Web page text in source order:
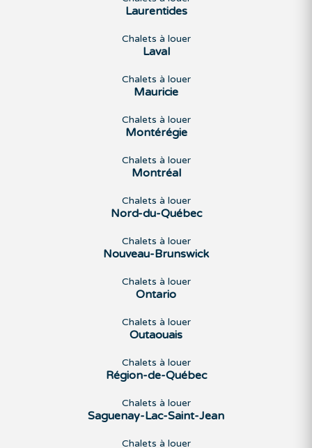
Laurentides
Chalets à louer
Laval
Chalets à louer
Mauricie
Chalets à louer
Montérégie
Chalets à louer
Montréal
Chalets à louer
Nord-du-Québec
Chalets à louer
Nouveau-Brunswick
Chalets à louer
Ontario
Chalets à louer
Outaouais
Chalets à louer
Région-de-Québec
Chalets à louer
Saguenay-Lac-Saint-Jean
Chalets à louer